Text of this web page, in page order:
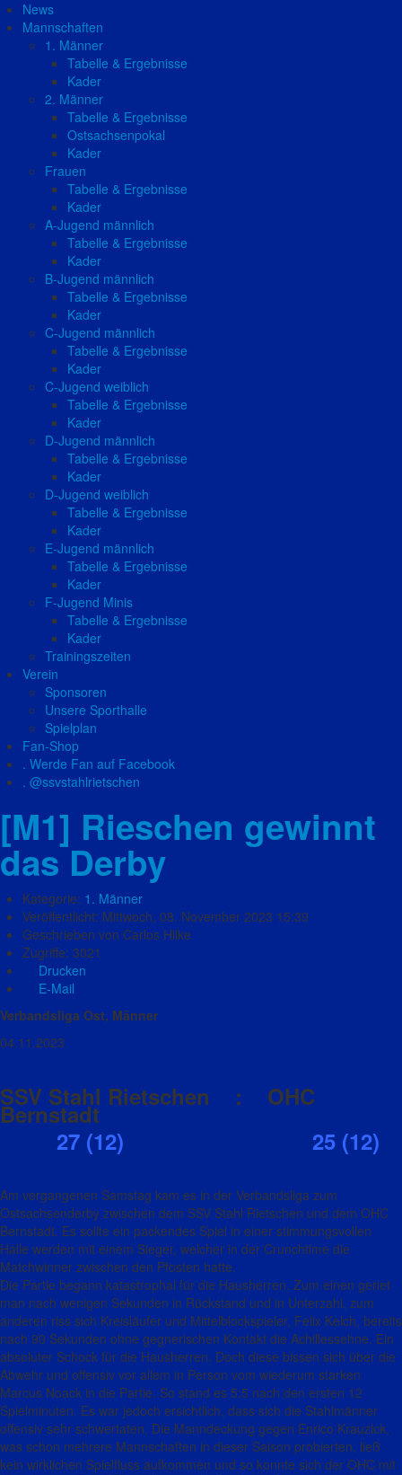
News
Mannschaften
1. Männer
Tabelle & Ergebnisse
Kader
2. Männer
Tabelle & Ergebnisse
Ostsachsenpokal
Kader
Frauen
Tabelle & Ergebnisse
Kader
A-Jugend männlich
Tabelle & Ergebnisse
Kader
B-Jugend männlich
Tabelle & Ergebnisse
Kader
C-Jugend männlich
Tabelle & Ergebnisse
Kader
C-Jugend weiblich
Tabelle & Ergebnisse
Kader
D-Jugend männlich
Tabelle & Ergebnisse
Kader
D-Jugend weiblich
Tabelle & Ergebnisse
Kader
E-Jugend männlich
Tabelle & Ergebnisse
Kader
F-Jugend Minis
Tabelle & Ergebnisse
Kader
Trainingszeiten
Verein
Sponsoren
Unsere Sporthalle
Spielplan
Fan-Shop
. Werde Fan auf Facebook
. @ssvstahlrietschen
[M1] Rieschen gewinnt
das Derby
Kategorie: 1. Männer
Veröffentlicht: Mittwoch, 08. November 2023 15:39
Geschrieben von Carlos Hilke
Zugriffe: 3021
Drucken
E-Mail
Verbandsliga Ost, Männer
04.11.2023
SSV Stahl Rietschen : OHC
Bernstadt
27 (12) 25 (12)
Am vergangenen Samstag kam es in der Verbandsliga zum
Ostsachsenderby zwischen dem SSV Stahl Rietschen und dem OHC
Bernstadt. Es sollte ein packendes Spiel in einer stimmungsvollen
Halle werden mit einem Sieger, welcher in der Crunchtime die
Matchwinner zwischen den Pfosten hatte.
Die Partie begann katastrophal für die Hausherren. Zum einen geriet
man nach wenigen Sekunden in Rückstand und in Unterzahl, zum
anderen riss sich Kreisläufer und Mittelblockspieler, Felix Kelch, bereits
nach 90 Sekunden ohne gegnerischen Kontakt die Achillessehne. Ein
absoluter Schock für die Hausherren. Doch diese bissen sich über die
Abwehr und offensiv vor allem in Person vom wiederum starken
Marcus Noack in die Partie. So stand es 5:5 nach den ersten 12
Spielminuten. Es war jedoch ersichtlich, dass sich die Stahlmänner
offensiv sehr schwertaten. Die Manndeckung gegen Enrico Krauzick,
was schon mehrere Mannschaften in dieser Saison probierten, ließ
kein wirklichen Spielfluss aufkommen und so konnte sich der OHC mit